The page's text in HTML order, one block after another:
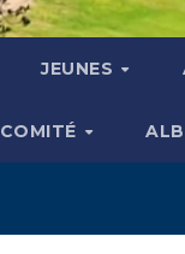
JEUNES
COMITÉ